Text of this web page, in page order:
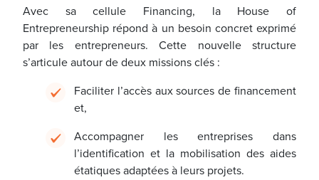
Avec sa cellule Financing, la House of
Entrepreneurship répond à un besoin concret exprimé
par les entrepreneurs. Cette nouvelle structure
s’articule autour de deux missions clés :
Faciliter l’accès aux sources de financement
et,
Accompagner les entreprises dans
l’identification et la mobilisation des aides
étatiques adaptées à leurs projets.